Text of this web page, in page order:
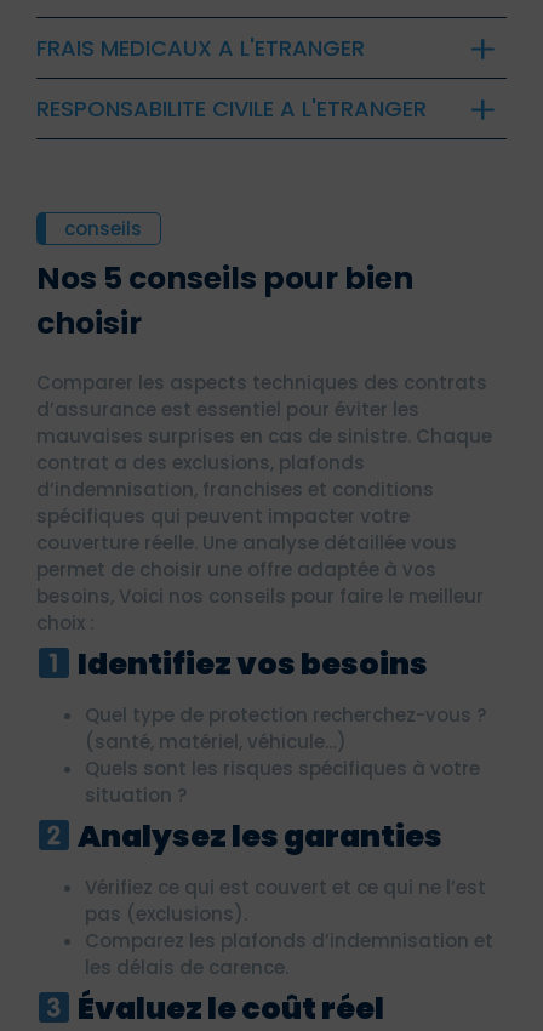
FRAIS MEDICAUX A L'ETRANGER
RESPONSABILITE CIVILE A L'ETRANGER
conseils
Nos 5 conseils pour bien
choisir
Comparer les aspects techniques des contrats
d’assurance est essentiel pour éviter les
mauvaises surprises en cas de sinistre. Chaque
contrat a des exclusions, plafonds
d’indemnisation, franchises et conditions
spécifiques qui peuvent impacter votre
couverture réelle. Une analyse détaillée vous
permet de choisir une offre adaptée à vos
besoins, Voici nos conseils pour faire le meilleur
choix :
Identifiez vos besoins
Quel type de protection recherchez-vous ?
(santé, matériel, véhicule…)
Quels sont les risques spécifiques à votre
situation ?
Analysez les garanties
Vérifiez ce qui est couvert et ce qui ne l’est
pas (exclusions).
Comparez les plafonds d’indemnisation et
les délais de carence.
Évaluez le coût réel